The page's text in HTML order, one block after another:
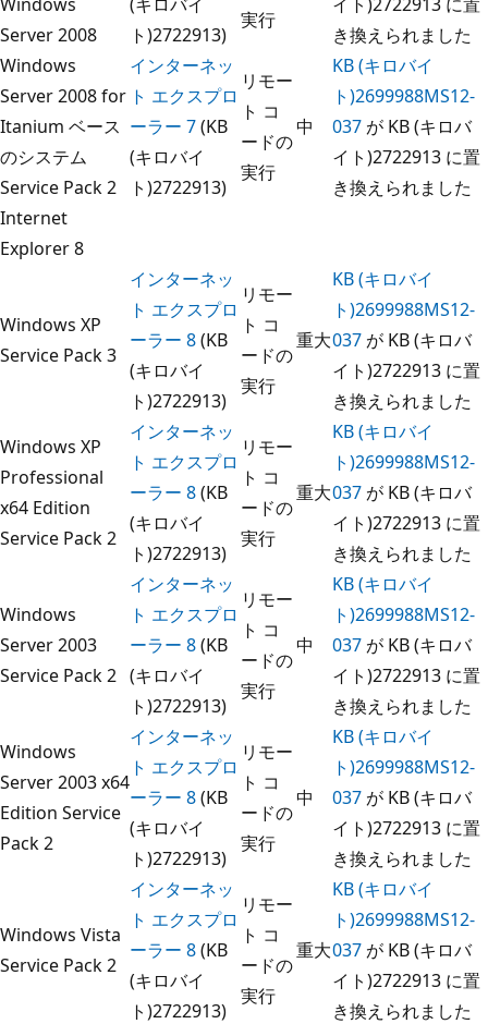
Server 2008
ト)2722913)
実行
き換えられました
Windows
Server 2008 for
Itanium ベース
のシステム
Service Pack 2
インターネッ
ト エクスプロ
ーラー 7(KB
(キロバイ
ト)2722913)
リモー
ト コ
ードの
実行
中
KB (キロバイ
ト)2699988MS12-
037 が KB (キロバ
イト)2722913 に置
き換えられました
Internet
Explorer 8
Windows XP
Service Pack 3
インターネッ
ト エクスプロ
ーラー 8(KB
(キロバイ
ト)2722913)
リモー
ト コ
ードの
実行
重大
KB (キロバイ
ト)2699988MS12-
037 が KB (キロバ
イト)2722913 に置
き換えられました
Windows XP
Professional
x64 Edition
Service Pack 2
インターネッ
ト エクスプロ
ーラー 8(KB
(キロバイ
ト)2722913)
リモー
ト コ
ードの
実行
重大
KB (キロバイ
ト)2699988MS12-
037 が KB (キロバ
イト)2722913 に置
き換えられました
Windows
Server 2003
Service Pack 2
インターネッ
ト エクスプロ
ーラー 8(KB
(キロバイ
ト)2722913)
リモー
ト コ
ードの
実行
中
KB (キロバイ
ト)2699988MS12-
037 が KB (キロバ
イト)2722913 に置
き換えられました
Windows
Server 2003 x64
Edition Service
Pack 2
インターネッ
ト エクスプロ
ーラー 8(KB
(キロバイ
ト)2722913)
リモー
ト コ
ードの
実行
中
KB (キロバイ
ト)2699988MS12-
037 が KB (キロバ
イト)2722913 に置
き換えられました
Windows Vista
Service Pack 2
インターネッ
ト エクスプロ
ーラー 8(KB
(キロバイ
ト)2722913)
リモー
ト コ
ードの
実行
重大
KB (キロバイ
ト)2699988MS12-
037 が KB (キロバ
イト)2722913 に置
き換えられました